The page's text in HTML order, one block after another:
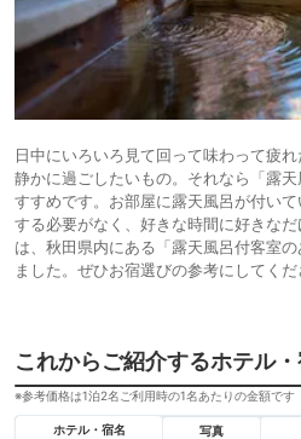
日中にいろいろ見て回って味わって疲
静かに過ごしたいもの。それなら「露
すすめです。お部屋に露天風呂が付い
する必要がなく、好きな時間に好きな
は、秋田県内にある「露天風呂付客室
ました。ぜひお宿選びの参考にしてくだ
これからご紹介するホテル
※参考価格は1泊2名ご利用時の1名あたりの金額です
ホテル・宿名 写真